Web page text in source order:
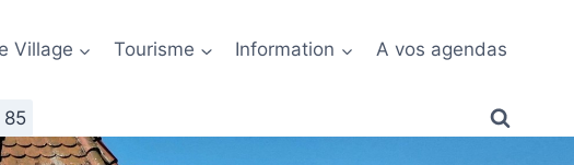
Village Tourisme Information A vos agendas